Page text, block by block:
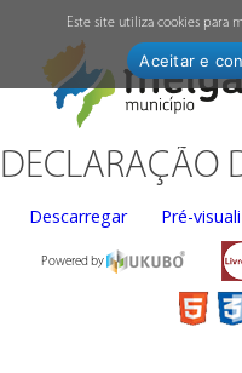
DECLARAÇÃO
Descarregar Pré-
Powered by
Este site utiliza cookies para
Aceitar e